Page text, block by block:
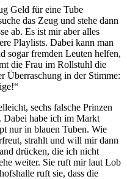
Geld für eine Tube
das Zeug und stehe dann
ab. Es ist mir aber alles
Playlists. Dabei kann man
sogar fremden Leuten helfen,
die Frau im Rollstuhl die
Überraschung in der Stimme:
sechs falsche Prinzen
Dabei habe ich im Markt
nur in blauen Tuben. Wie
strahlt und will mir dann
drücken, die ich nicht
weiter. Sie ruft mir laut Lob
ruft sie, dass die